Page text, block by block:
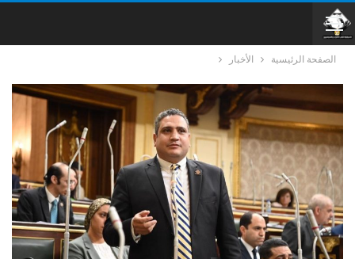
الصفحة الرئيسية الأخبار